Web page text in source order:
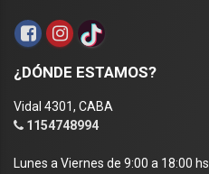
¿DÓNDE ESTAMOS?
Vidal 4301, CABA
1154748994
Lunes a Viernes de 9:00 a 18:00 hs.